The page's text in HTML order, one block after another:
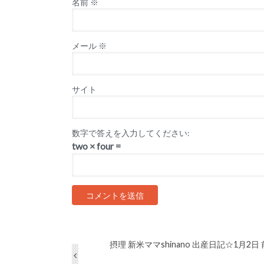
名前 ※
メール ※
サイト
数字で答えを入力してください:
two × four =
摂理 新米ママshinano 出産日記☆1月2日